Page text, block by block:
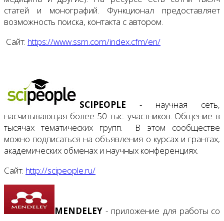
статей и монографий. Функционал предоставляет
возможность поиска, контакта с автором.
Сайт: https://www.ssrn.com/index.cfm/en/
SCIPEOPLE - научная сеть,
насчитывающая более 50 тыс. участников. Общение в
тысячах тематических групп. В этом сообществе
можно подписаться на объявления о курсах и грантах,
академических обменах и научных конференциях.
Сайт: http://scipeople.ru/
MENDELEY - приложение для работы со